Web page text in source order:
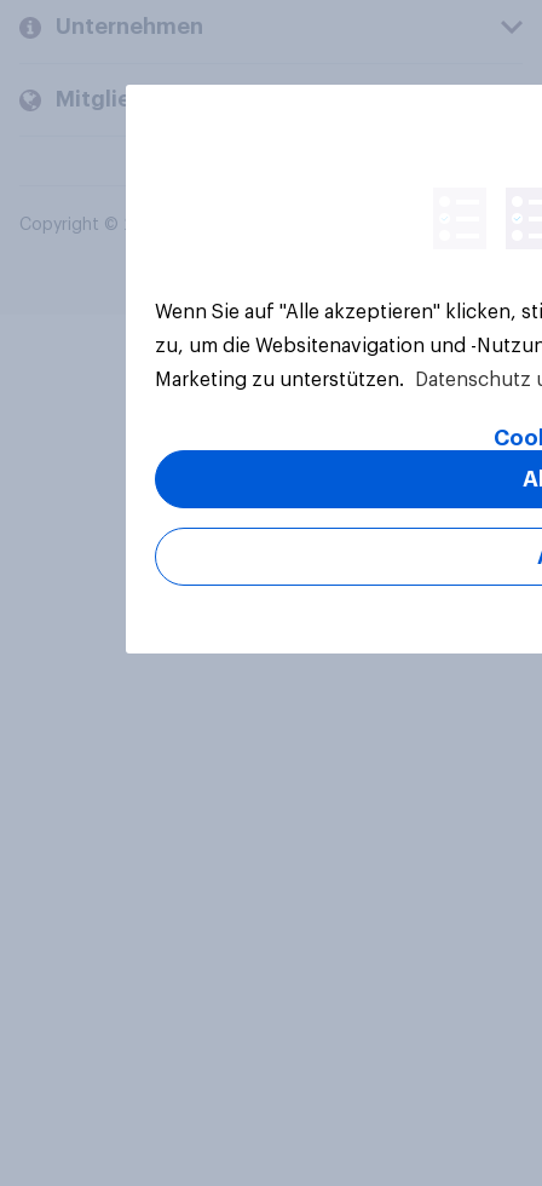
Unternehmen
Mitglieder und Kunden
Copyright © 2026 YouGov PLC. Alle Rechte vorbehalten.
Wenn Sie auf "Alle akzeptieren" klicken,
zu, um die Websitenavigation und -
Marketing zu unterstützen.
Datenschutz